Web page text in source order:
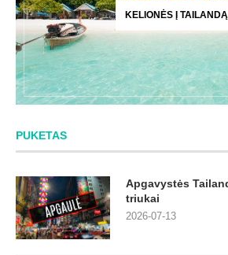
KELIONĖS Į TAILANDĄ
PUKETAS
Apgavystės
triukai
2026-07-13